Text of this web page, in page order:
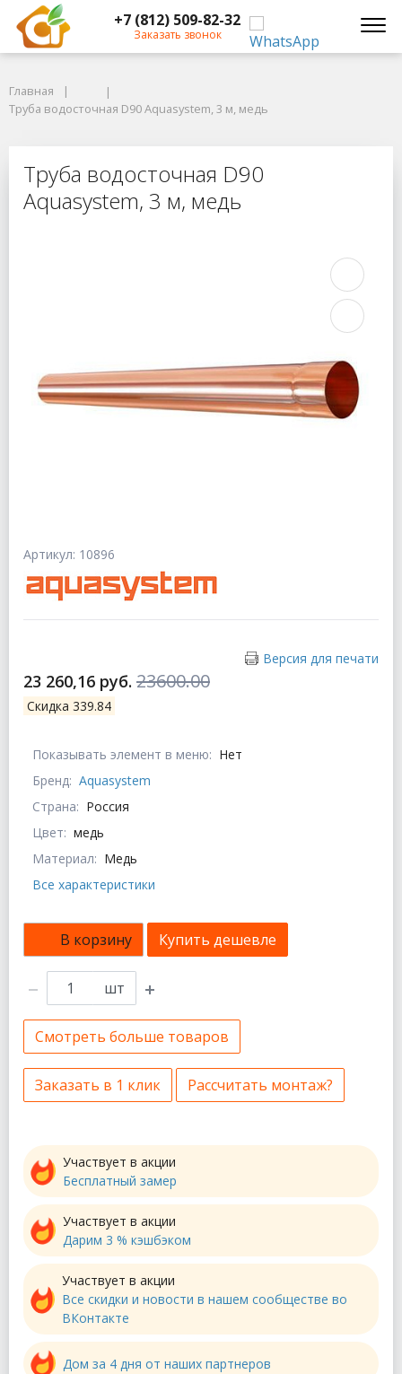
+7 (812) 509-82-32
Заказать звонок
Труба водосточная D90 Aquasystem, 3 м, медь
Труба водосточная D90
Главная
Труба водосточная D90 Aquasystem, 3 м, медь
Труба водосточная D90
Aquasystem, 3 м, медь
Артикул: 10896
Версия для печати
23 260,16 руб. 23600.00
Скидка 339.84
Показывать элемент в меню: Нет
Бренд: Aquasystem
Страна: Россия
Цвет: медь
Материал: Медь
Все характеристики
В корзину Купить дешевле
шт
Смотреть больше товаров
Заказать в 1 клик Рассчитать монтаж?
Участвует в акции
Бесплатный замер
Участвует в акции
Дарим 3 % кэшбэком
Участвует в акции
Все скидки и новости в нашем сообществе во
ВКонтакте
Дом за 4 дня от наших партнеров